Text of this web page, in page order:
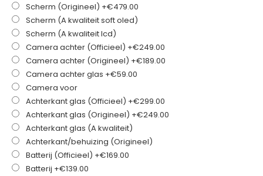
Scherm (Origineel) +€479.00
Scherm (A kwaliteit soft oled)
Scherm (A kwaliteit lcd)
Camera achter (Officieel) +€249.00
Camera achter (Origineel) +€189.00
Camera achter glas +€59.00
Camera voor
Achterkant glas (Officieel) +€299.00
Achterkant glas (Origineel) +€249.00
Achterkant glas (A kwaliteit)
Achterkant/behuizing (Origineel)
Batterij (Officieel) +€169.00
Batterij +€139.00